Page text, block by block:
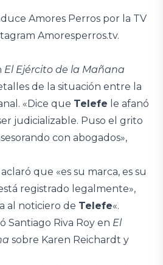
Amores Perros por la TV
Amoresperros.tv.
El Ejército de la Mañana
de la situación entre la
«Dice que Telefe le afanó
judicializable. Puso el grito
con abogados»,
que «es su marca, es su
registrado legalmente»,
al noticiero de Telefe«.
Santiago Riva Roy en El
sobre Karen Reichardt y